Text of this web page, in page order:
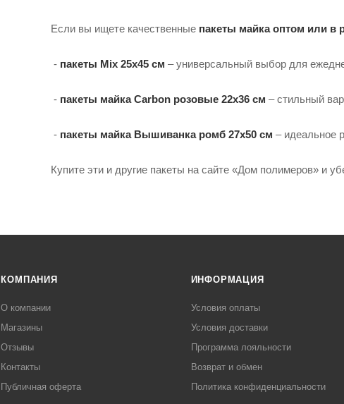
Если вы ищете качественные пакеты майка оптом или в
- пакеты Mix 25х45 см – универсальный выбор для
- пакеты майка Carbon розовые 22х36 см – стильный
- пакеты майка Вышиванка ромб 27х50 см – идеальное
Купите эти и другие пакеты на сайте «Дом полимеров» и
КОМПАНИЯ
О компании
Магазины
Отзывы
Контакты
Публичная оферта
ИНФОРМАЦИЯ
Условия оплаты
Условия доставки
Программа лояльности
Возврат и обмен
Политика конфиденциальности